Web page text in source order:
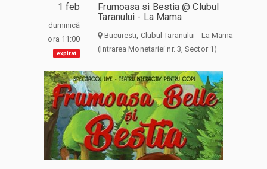
1 feb
duminică
ora 11:00
expirat
Frumoasa si Bestia @ Clubul
Taranului - La Mama
Bucuresti, Clubul Taranului - La Mama
(Intrarea Monetariei nr. 3, Sector 1)